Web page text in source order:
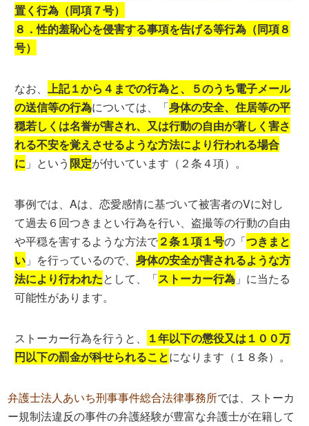
置く行為（同項７号）
８．性的羞恥心を侵害する事項を告げる等行為（同項８
号）
なお、上記１から４までの行為と、５のうち電子メール
の送信等の行為については、「身体の安全、住居等の平
穏若しくは名誉が害され、又は行動の自由が著しく害さ
れる不安を覚えさせるような方法により行われる場合
に 」という 限定が付いています（２条４項）。
事例では、Aは、恋愛感情に基づいて被害者のVに対し
て過去６回つきまとい行為を行い、盗撮等の行動の自由
や平穏を害するような方法で２条１項１号の「つきまと
い 」を行っているので、身体の安全が害されるような方
法により行われたとして、「ストーカー行為 」に当たる
可能性があります。
ストーカー行為を行うと、
１年以下の懲役又は１００万
円以下の罰金が科せられることになります（１８条）。
弁護士法人あいち刑事事件総合法律事務所では、ストーカ
ー規制法違反の事件の弁護経験が豊富な弁護士が在籍して